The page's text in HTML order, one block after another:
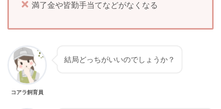
満了金や皆勤手当てなどがなくなる
コアラ飼育員
結局どっちがいいのでしょうか？